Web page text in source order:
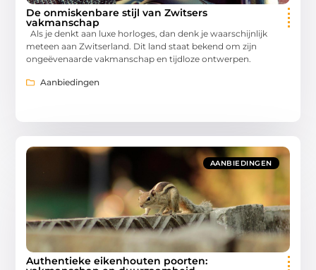
De onmiskenbare stijl van Zwitsers
vakmanschap
Als je denkt aan luxe horloges, dan denk je waarschijnlijk
meteen aan Zwitserland. Dit land staat bekend om zijn
ongeëvenaarde vakmanschap en tijdloze ontwerpen.
Aanbiedingen
AANBIEDINGEN
Authentieke eikenhouten poorten: